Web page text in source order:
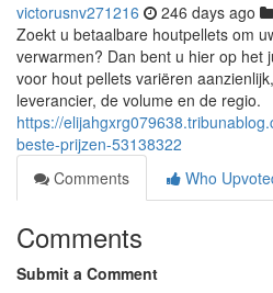
victorusnv271216 246 days ago
Zoekt u betaalbare houtpellets om
verwarmen? Dan bent u hier op het
voor hout pellets variëren
leverancier, de volume en de regio.
https://
beste-prijzen-53138322
Comments
Who
Comments
Submit a Comment